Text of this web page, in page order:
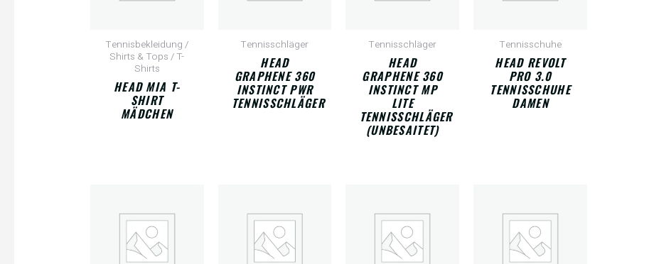
Tennisbekleidung /
Shirts & Tops / T-
Shirts
HEAD MIA T-
SHIRT
MÄDCHEN
Tennisschläger
HEAD
GRAPHENE 360
INSTINCT PWR
TENNISSCHLÄGER
Tennisschläger
HEAD
GRAPHENE 360
INSTINCT MP
LITE
TENNISSCHLÄGER
(UNBESAITET)
Tennisschuhe
HEAD REVOLT
PRO 3.0
TENNISSCHUHE
DAMEN